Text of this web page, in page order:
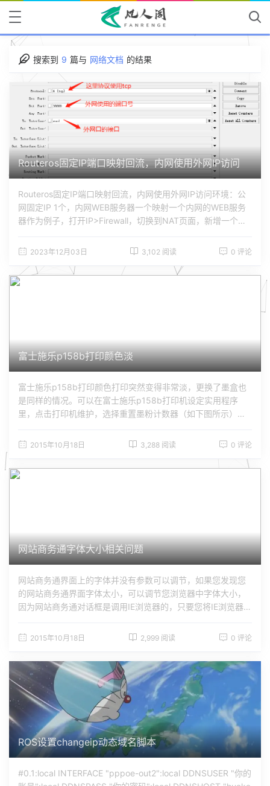
搜索到 9 篇与 网络文档 的结果
Routeros固定IP端口映射回流，内网使用外网IP访问
Routeros固定IP端口映射回流，内网使用外网IP访问环境：公
网固定IP 1个，内网WEB服务器一个映射一个内网的WEB服务
器作为例子，打开IP>Firewall，切换到NAT页面，新增一个映
增一条映射，用作内网的回流使用General页面配置 Action页
内网使用公网的IP访问服务器就能正常打开了。
2023年12月03日 3,102 阅读 0 评论
富士施乐p158b打印颜色淡
富士施乐p158b打印颜色打印突然变得非常淡，更换了墨盒也
是同样的情况。可以在富士施乐p158b打印机设定实用程序
里，点击打印机维护，选择重置墨粉计数器（如下图所示），
2015年10月18日 3,288 阅读 0 评论
网站商务通字体大小相关问题
网站商务通界面上的字体并没有参数可以调节，如果您发现您
的网站商务通界面字体太小，可以调节您浏览器中字体大小，
因为网站商务通对话框是调用IE浏览器的，只要您将IE浏览器中
体操作，打开IE浏览器，点击查看，字体大小，如下图：通过
要将网站商务通导航条及工具栏上的字体调整大小呢？这上面
的字体大小是固定的，如果您觉得字体太小的话可以调整您电
脑显示器的分辨率，这样就可以将你电脑上所有字体都变大。
具体操作，右击电脑桌面空白部分，点击属性，点击设置，屏
幕分辨率，只要将分辨率调小即可。如下图：
2015年10月18日 2,999 阅读 0 评论
ROS设置changeip动态域名脚本
#0.1:local INTERFACE "pppoe-out2":local DDNSUSER "你的